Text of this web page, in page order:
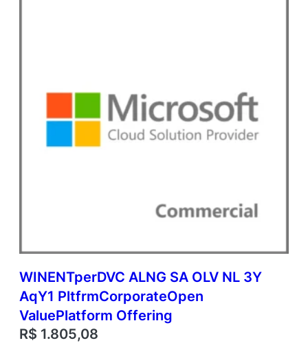
WINENTperDVC ALNG SA OLV NL 3Y
AqY1 PltfrmCorporateOpen
ValuePlatform Offering
R$ 1.805,08